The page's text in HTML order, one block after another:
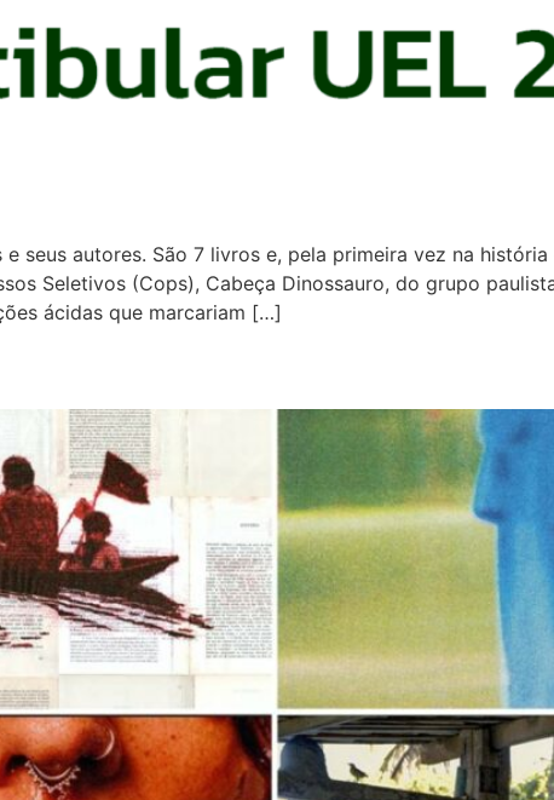
seus autores. São 7 livros e, pela primeira vez na
Seletivos (Cops), Cabeça Dinossauro, do grupo
ácidas que marcariam […]